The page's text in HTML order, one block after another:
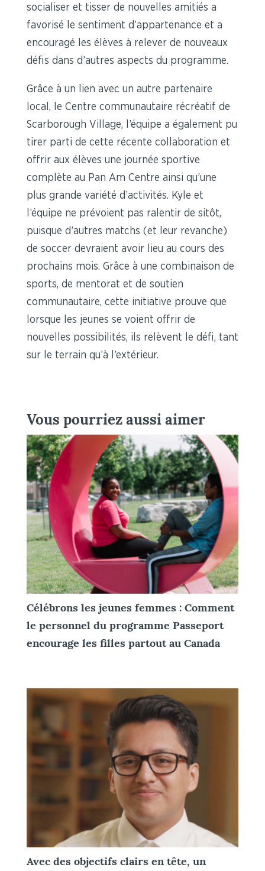
socialiser et tisser de nouvelles amitiés a
favorisé le sentiment d’appartenance et a
encouragé les élèves à relever de nouveaux
défis dans d’autres aspects du programme.
Grâce à un lien avec un autre partenaire
local, le Centre communautaire récréatif de
Scarborough Village, l’équipe a également pu
tirer parti de cette récente collaboration et
offrir aux élèves une journée sportive
complète au Pan Am Centre ainsi qu’une
plus grande variété d’activités. Kyle et
l’équipe ne prévoient pas ralentir de sitôt,
puisque d’autres matchs (et leur revanche)
de soccer devraient avoir lieu au cours des
prochains mois. Grâce à une combinaison de
sports, de mentorat et de soutien
communautaire, cette initiative prouve que
lorsque les jeunes se voient offrir de
nouvelles possibilités, ils relèvent le défi, tant
sur le terrain qu’à l’extérieur.
Vous pourriez aussi aimer
Célébrons les jeunes femmes : Comment
le personnel du programme Passeport
encourage les filles partout au Canada
Avec des objectifs clairs en tête, un